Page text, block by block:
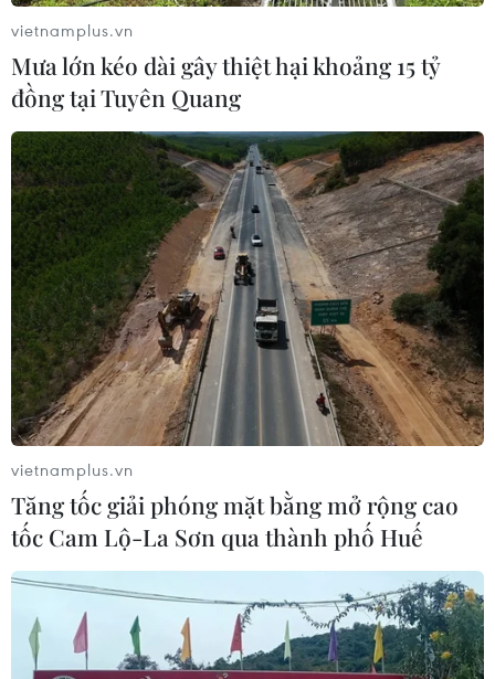
Giá dầu tăng hơn 1% do căng thẳng Nga-
Ukraine và nhu cầu mạnh tại Mỹ
22/08/2025 00:40
Giá dầu thế giới tăng gần 1 USD/thùng trong phiên giao
dịch ngày 21/8, giữa bối cảnh Nga và Ukraine liên tiếp
đổ lỗi cho nhau về tiến trình hòa bình bị đình trệ.
vietnamplus.vn
Mưa lớn kéo dài gây thiệt hại khoảng 15 tỷ
đồng tại Tuyên Quang
vietnamplus.vn
Tăng tốc giải phóng mặt bằng mở rộng cao
tốc Cam Lộ-La Sơn qua thành phố Huế